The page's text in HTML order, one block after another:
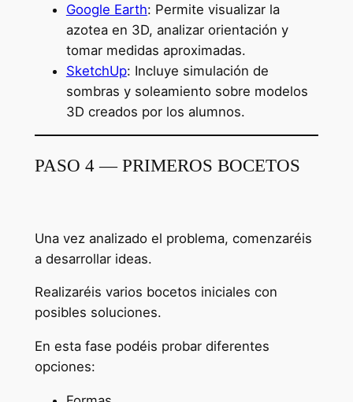
Google Earth: Permite visualizar la
azotea en 3D, analizar orientación y
tomar medidas aproximadas.
SketchUp: Incluye simulación de
sombras y soleamiento sobre modelos
3D creados por los alumnos.
PASO 4 — PRIMEROS BOCETOS
Una vez analizado el problema, comenzaréis
a desarrollar ideas.
Realizaréis varios bocetos iniciales con
posibles soluciones.
En esta fase podéis probar diferentes
opciones: